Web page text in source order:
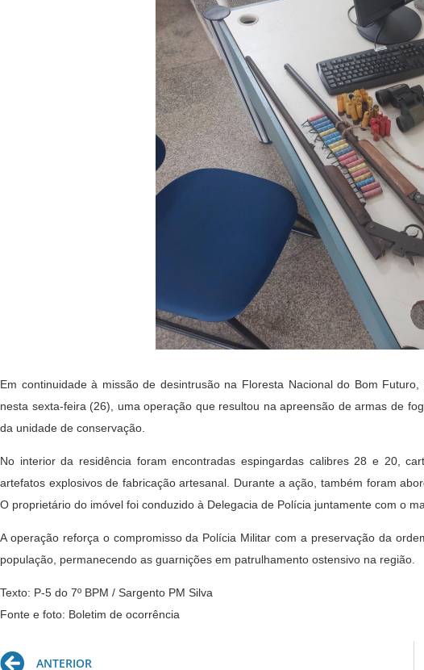
Em continuidade à missão de desintrusão na Floresta Nacional do Bom
nesta sexta-feira (26), uma operação que resultou na apreensão de armas de
da unidade de conservação.
No interior da residência foram encontradas espingardas calibres 28 e 20,
artefatos explosivos de fabricação artesanal. Durante a ação, também foram
O proprietário do imóvel foi conduzido à Delegacia de Polícia juntamente com o
A operação reforça o compromisso da Polícia Militar com a preservação da
população, permanecendo as guarnições em patrulhamento ostensivo na região.
Texto: P-5 do 7º BPM / Sargento PM Silva
Fonte e foto: Boletim de ocorrência
Prev
ANTERIOR